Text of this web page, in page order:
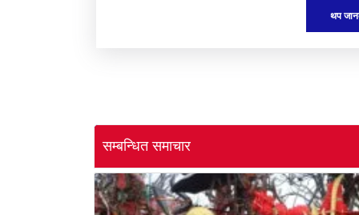
थप
सम्बन्धित समाचार